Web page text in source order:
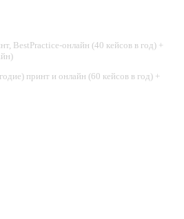
BestPractice-онлайн (40 кейсов в год) +
принт и онлайн (60 кейсов в год) +